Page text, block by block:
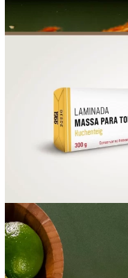
INVERNO